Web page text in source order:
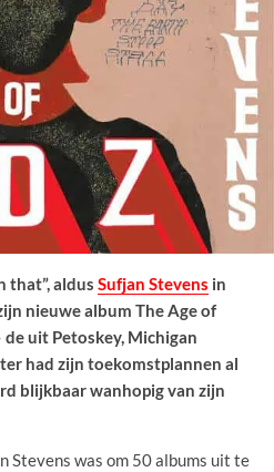
that”, aldus Sufjan Stevens in
nieuwe album The Age of
uit Petoskey, Michigan
had zijn toekomstplannen al
blijkbaar wanhopig van zijn
Stevens was om 50 albums uit te